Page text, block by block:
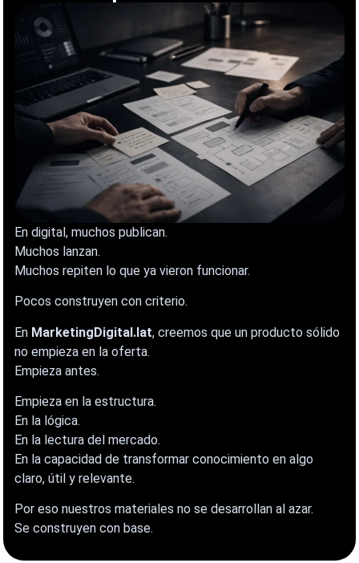
En digital, muchos publican.
Muchos lanzan.
Muchos repiten lo que ya vieron funcionar.
Pocos construyen con criterio.
En MarketingDigital.lat, creemos que un producto sólido
no empieza en la oferta.
Empieza antes.
Empieza en la estructura.
En la lógica.
En la lectura del mercado.
En la capacidad de transformar conocimiento en algo
claro, útil y relevante.
Por eso nuestros materiales no se desarrollan al azar.
Se construyen con base.